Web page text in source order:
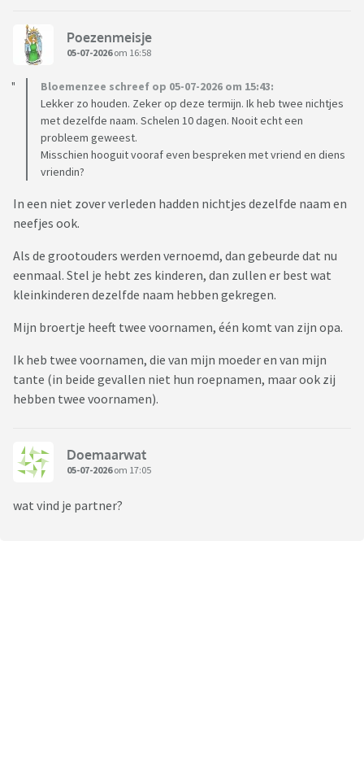
Poezenmeisje
05-07-2026om 16:58
Bloemenzee schreef op 05-07-2026 om 15:43:
Lekker zo houden. Zeker op deze termijn. Ik heb twee nichtjes
met dezelfde naam. Schelen 10 dagen. Nooit echt een
probleem geweest.
Misschien hooguit vooraf even bespreken met vriend en diens
vriendin?
In een niet zover verleden hadden nichtjes dezelfde naam en
neefjes ook.
Als de grootouders werden vernoemd, dan gebeurde dat nu
eenmaal. Stel je hebt zes kinderen, dan zullen er best wat
kleinkinderen dezelfde naam hebben gekregen.
Mijn broertje heeft twee voornamen, één komt van zijn opa.
Ik heb twee voornamen, die van mijn moeder en van mijn
tante (in beide gevallen niet hun roepnamen, maar ook zij
hebben twee voornamen).
Doemaarwat
05-07-2026om 17:05
wat vind je partner?